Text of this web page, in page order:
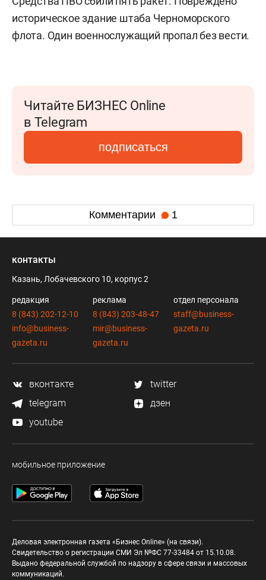
историческое здание штаба Черноморского
флота. Один военнослужащий пропал без вести.
Читайте БИЗНЕС Online
в Telegram
подписаться
Комментарии 1
контакты
Казань, Лобачевского 10, корпус 2
редакция
8 (843) 202-12-10
info@business-
gazeta.ru
реклама
8 (843) 203-48-47
mir@business-
gazeta.ru
отдел персонала
staff@business-
gazeta.ru
вконтакте
twitter
telegram
дзен
youtube
мобильное приложение
Деловая электронная газета «Бизнес Online» (на связи).
Свидетельство о регистрации СМИ Эл №ФС 77-33484 от 15.10.08.
Выдано федеральной службой по надзору в сфере связи и массовых
коммуникаций.